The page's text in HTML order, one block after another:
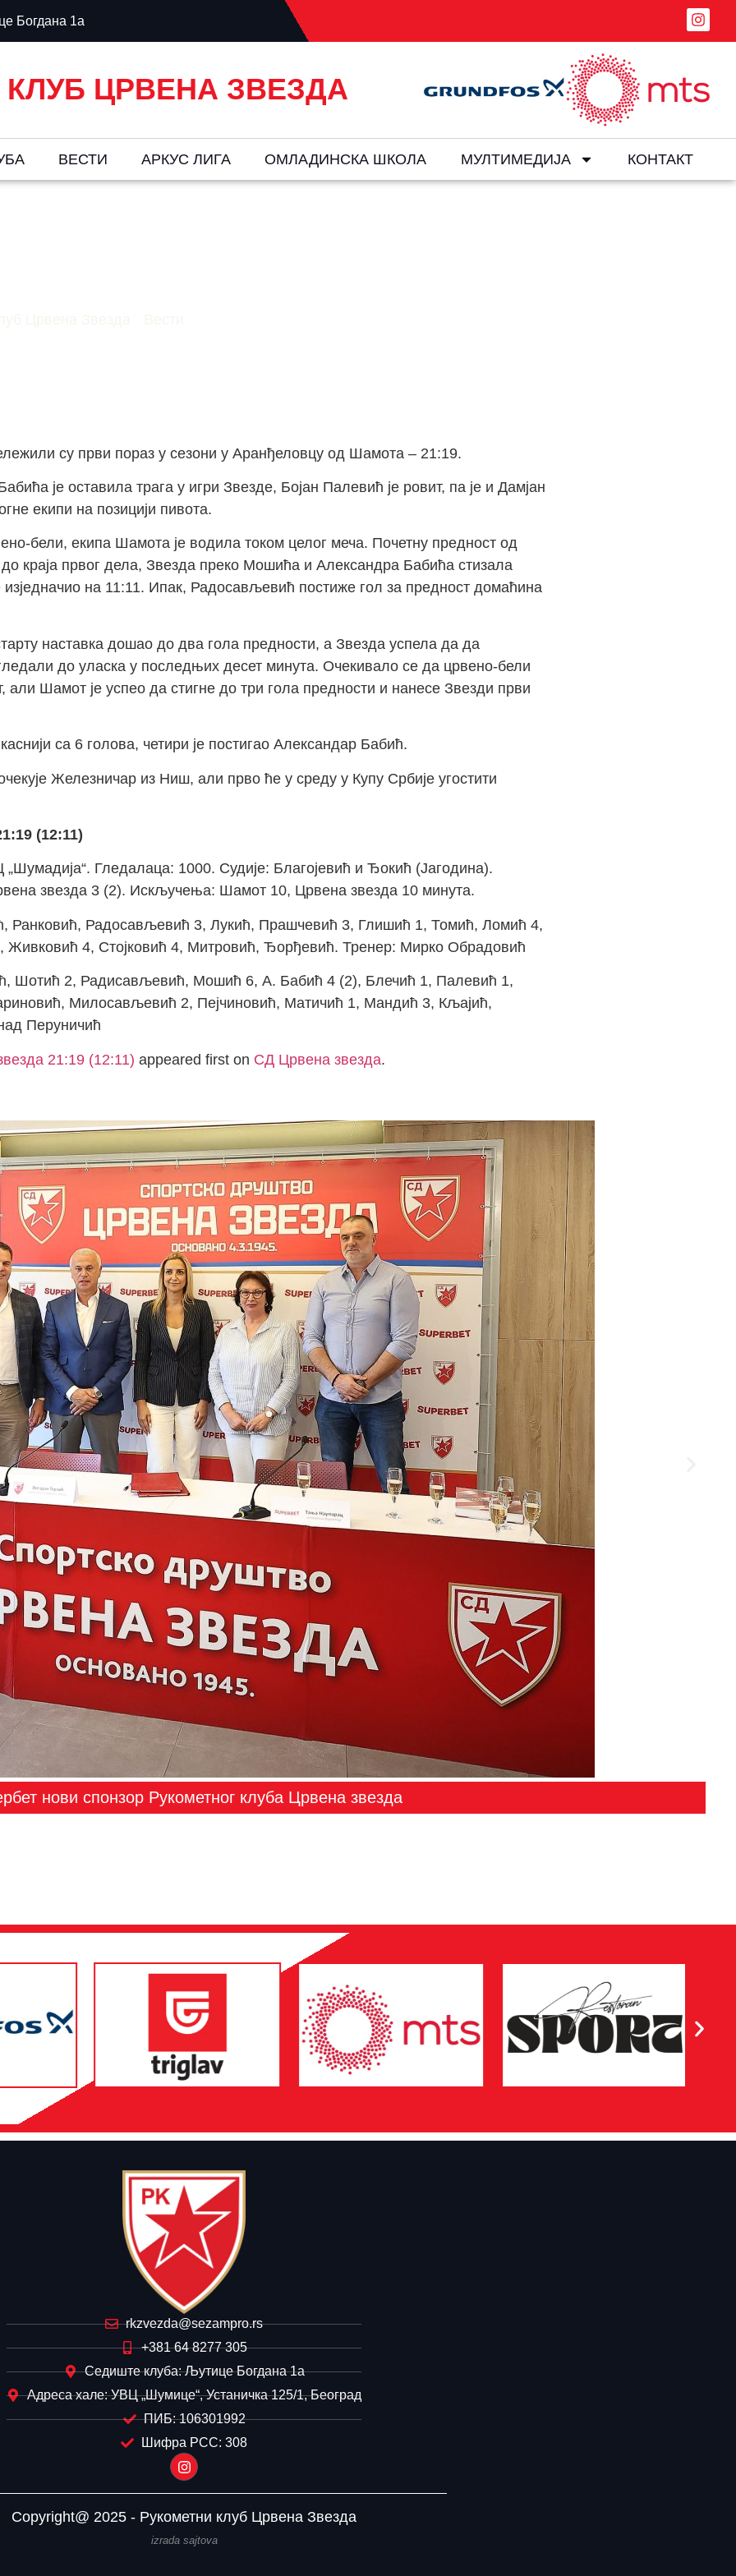
Богдана 1а
ЦРВЕНА ЗВЕЗДА
ВЕСТИ AРКУС ЛИГА ОМЛАДИНСКА ШКОЛА МУЛТИМЕДИЈА КОНТАКТ
су први пораз у сезони у Аранђеловцу од Шамота – 21:19.
је оставила трага у игри Звезде, Бојан Палевић је ровит, па је и Дамјан
екипи на позицији пивота.
бели, екипа Шамота је водила током целог меча. Почетну предност од
краја првог дела, Звезда преко Мошића и Александра Бабића стизала
на 11:11. Ипак, Радосављевић постиже гол за предност домаћина
наставка дошао до два гола предности, а Звезда успела да да
до уласка у последњих десет минута. Очекивало се да црвено-бели
али Шамот је успео да стигне до три гола предности и нанесе Звезди први
са 6 голова, четири је постигао Александар Бабић.
Железничар из Ниш, али прво ће у среду у Купу Србије угостити
(12:11)
Гледалаца: 1000. Судије: Благојевић и Ђокић (Јагодина).
звезда 3 (2). Искључења: Шамот 10, Црвена звезда 10 минута.
Радосављевић 3, Лукић, Прашчевић 3, Глишић 1, Томић, Ломић 4,
4, Стојковић 4, Митровић, Ђорђевић. Тренер: Мирко Обрадовић
2, Радисављевић, Мошић 6, А. Бабић 4 (2), Блечић 1, Палевић 1,
Милосављевић 2, Пејчиновић, Матичић 1, Мандић 3, Кљајић,
Перуничић
21:19 (12:11) appeared first on СД Црвена звезда.
нови спонзор Рукометног клуба Црвена звезда
rkzvezda@sezampro.rs
+381 64 8277 305
Седиште клуба: Љутице Богдана 1а
Адреса хале: УВЦ „Шумице“, Устаничка 125/1, Београд
ПИБ: 106301992
Шифра РСС: 308
Copyright@ 2025 - Рукометни клуб Црвена Звезда
izrada sajtova